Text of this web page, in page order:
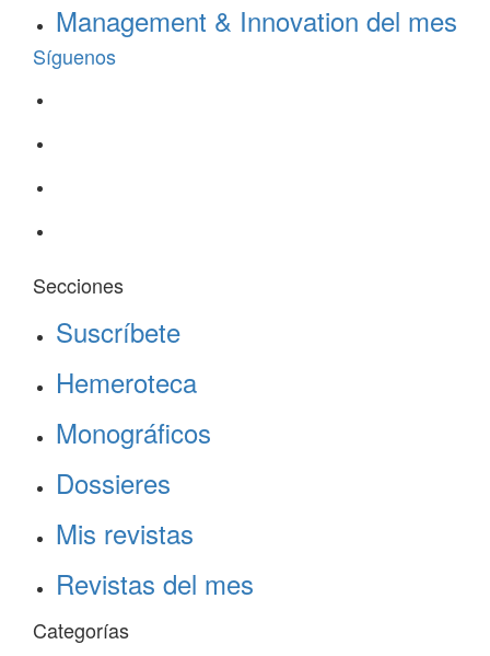
Management & Innovation del mes
Síguenos
Secciones
Suscríbete
Hemeroteca
Monográficos
Dossieres
Mis revistas
Revistas del mes
Categorías